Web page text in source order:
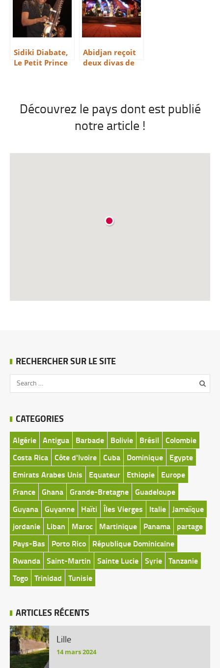
Sidiki Diabate,
Le Petit Prince
Abidjan reçoit
deux divas de
Découvrez le pays dont est publié
notre article !
RECHERCHER SUR LE SITE
CATEGORIES
Algérie Antigua Barbade Bolivie Brésil
Colombie
Costa Rica Côte d'Ivoire Cuba Dominique
Egypte
Emirats Arabes Unis
Equateur Ethiopie
Europe
France Ghana Grande-Bretagne Guadeloupe
Guyana Guyanne Haïti Îles Vierges Italie Jamaïque
jordanie
Liban Maroc Martinique Panama
partage
Pays-Bas
Porto Rico
République Dominicaine
Rwanda Saint-Martin Sainte Lucie Syrie Tanzanie
Togo Trinidad Tunisie
ARTICLES RÉCENTS
Lille
14 mars 2024